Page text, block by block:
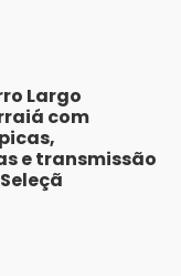
Largo
com
e transmissão